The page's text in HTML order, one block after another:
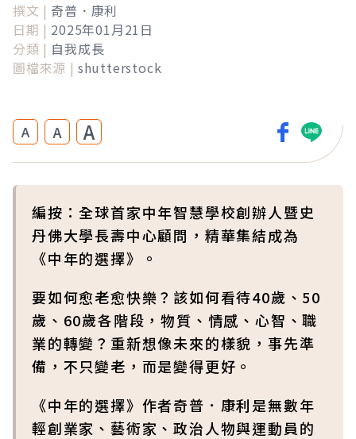
撰文 | 奇普．康利
日期 | 2025年01月21日
分類 | 自我成長
圖檔來源 | shutterstock
A A A
編按：全球首家中年智慧學校創辦人暨史
丹佛大學長壽中心顧問，精華集結成為
《中年的選擇》。
要如何愈老愈快樂？該如何看待40歲、50
歲、60歲各階段，物質、情感、心智、職
業的轉變？重新想像未來的樣貌，事先準
備，不只變老，而是變得更好。
《中年的選擇》作者奇普．康利是無數年
輕創業家、藝術家、政治人物與運動員的